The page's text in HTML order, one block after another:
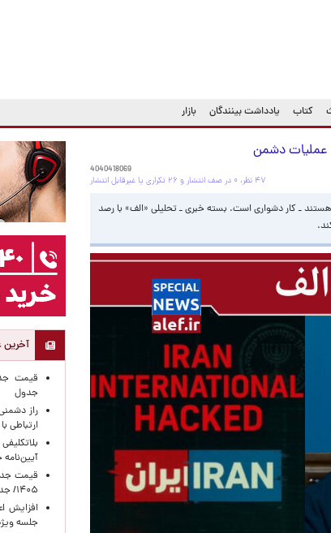
کتاب یادداشت بینندگان بازار
عملیات دشمن
4040418069
۴۷ نظر، ۰ در صف انتشار و ۲۶ تکراری یا غیرقابل انتشار
هستند‌ ـ کار دشواری است. بسته خبری ـ تحلیلی «الف» با رصد
آخرین
جدول
راز
ارتباطی
آیین‌نامه
۱۴۰۵/ جدول
افزایش
جلسه